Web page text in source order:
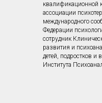
квалификационной
ассоциации
международного
Федерации
сотрудник
развития и
детей, подростков и
Института